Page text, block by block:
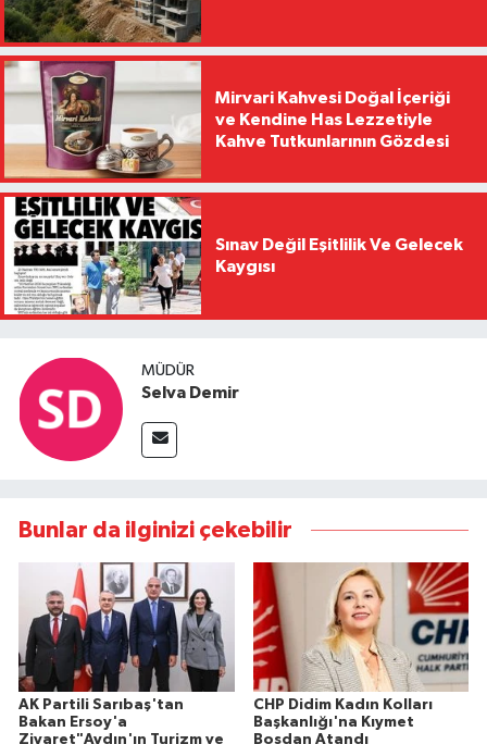
Mirvari Kahvesi Doğal İçeriği
ve Kendine Has Lezzetiyle
Kahve Tutkunlarının Gözdesi
Sınav Değil Eşitlilik Ve Gelecek
Kaygısı
MÜDÜR
Selva Demir
Bunlar da ilginizi çekebilir
AK Partili Sarıbaş'tan
Bakan Ersoy'a
Ziyaret"Aydın'ın Turizm ve
CHP Didim Kadın Kolları
Başkanlığı'na Kıymet
Bosdan Atandı